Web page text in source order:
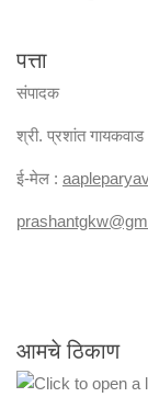
पत्ता
संपादक
श्री. प्रशांत गायकवाड
ई-मेल :
आमचे ठिकाण